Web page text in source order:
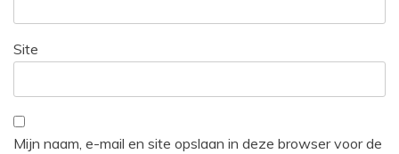
Site
Mijn naam, e-mail en site opslaan in deze browser voor de